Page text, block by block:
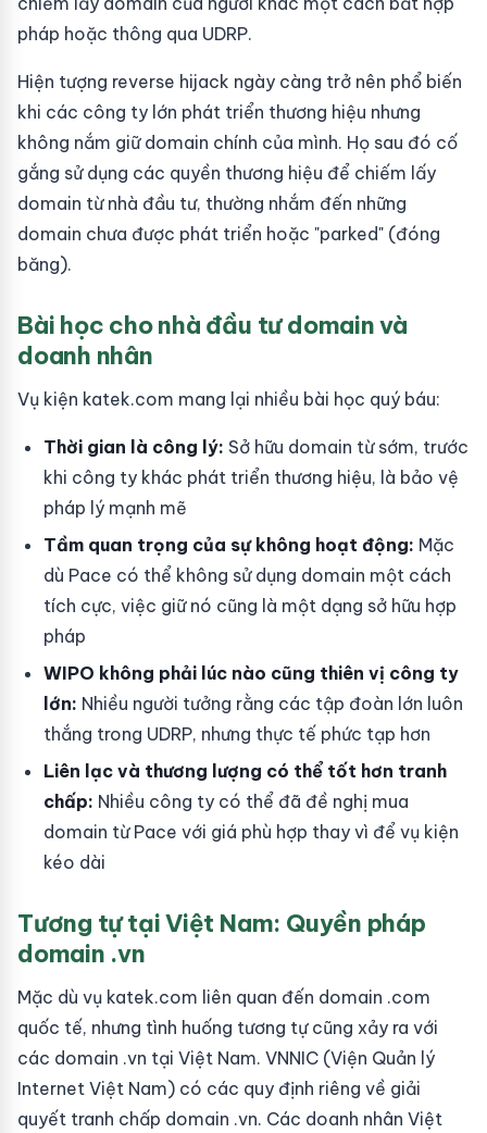
pháp hoặc thông qua UDRP.
Hiện tượng reverse hijack ngày càng trở nên phổ biến
khi các công ty lớn phát triển thương hiệu nhưng
không nắm giữ domain chính của mình. Họ sau đó cố
gắng sử dụng các quyền thương hiệu để chiếm lấy
domain từ nhà đầu tư, thường nhắm đến những
domain chưa được phát triển hoặc "parked" (đóng
băng).
Bài học cho nhà đầu tư domain và
doanh nhân
Vụ kiện katek.com mang lại nhiều bài học quý báu:
Thời gian là công lý: Sở hữu domain từ sớm, trước
khi công ty khác phát triển thương hiệu, là bảo vệ
pháp lý mạnh mẽ
Tầm quan trọng của sự không hoạt động: Mặc
dù Pace có thể không sử dụng domain một cách
tích cực, việc giữ nó cũng là một dạng sở hữu hợp
pháp
WIPO không phải lúc nào cũng thiên vị công ty
lớn: Nhiều người tưởng rằng các tập đoàn lớn luôn
thắng trong UDRP, nhưng thực tế phức tạp hơn
Liên lạc và thương lượng có thể tốt hơn tranh
chấp: Nhiều công ty có thể đã đề nghị mua
domain từ Pace với giá phù hợp thay vì để vụ kiện
kéo dài
Tương tự tại Việt Nam: Quyền pháp
domain .vn
Mặc dù vụ katek.com liên quan đến domain .com
quốc tế, nhưng tình huống tương tự cũng xảy ra với
các domain .vn tại Việt Nam. VNNIC (Viện Quản lý
Internet Việt Nam) có các quy định riêng về giải
quyết tranh chấp domain .vn. Các doanh nhân Việt